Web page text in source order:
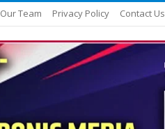
Our Team Privacy Policy Contact Us